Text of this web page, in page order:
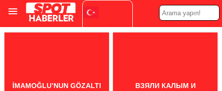
Turkish
İMAMOĞLU’NUN GÖZALTI
ВЗЯЛИ КАЛЫМ И